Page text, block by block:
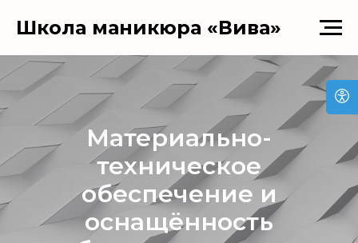
Школа маникюра «Вива»
Материально-
техническое
обеспечение и
оснащённость